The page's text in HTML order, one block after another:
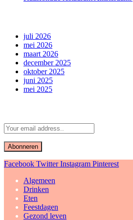
juli 2026
mei 2026
maart 2026
december 2025
oktober 2025
juni 2025
mei 2025
Facebook Twitter Instagram Pinterest
Algemeen
Drinken
Eten
Feestdagen
Gezond leven